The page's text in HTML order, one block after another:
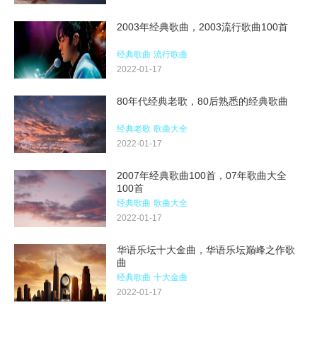
2003年经典歌曲，2003流行歌曲100首
经典歌曲 流行歌曲
2022-01-17
80年代经典老歌，80后熟悉的经典歌曲
经典老歌 歌曲大全
2022-01-17
2007年经典歌曲100首，07年歌曲大全
100首
经典歌曲 歌曲大全
2022-01-17
华语乐坛十大金曲，华语乐坛巅峰之作歌
曲
经典歌曲 十大金曲
2022-01-17